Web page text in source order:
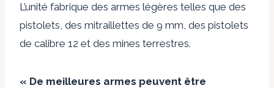
L’unité fabrique des armes légères telles que des
pistolets, des mitraillettes de 9 mm, des pistolets
de calibre 12 et des mines terrestres.
« De meilleures armes peuvent être